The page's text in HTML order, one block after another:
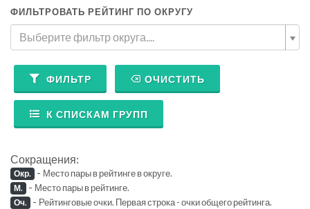
ФИЛЬТРОВАТЬ РЕЙТИНГ ПО ОКРУГУ
Выберите фильтр округа....
ФИЛЬТР ОЧИСТИТЬ
К СПИСКАМ ГРУПП
Сокращения:
Окр. - Место пары в рейтинге в округе.
М. - Место пары в рейтинге.
Оч. - Рейтинговые очки. Первая строка - очки общего рейтинга.